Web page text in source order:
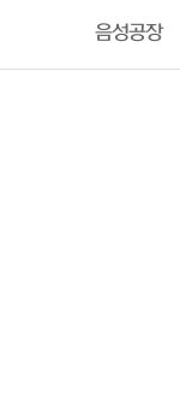
음성공장